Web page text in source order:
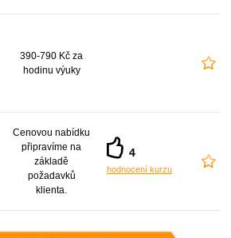
390-790 Kč za
hodinu výuky
Cenovou nabídku
připravíme na
základě
požadavků
klienta.
4
hodnocení kurzu